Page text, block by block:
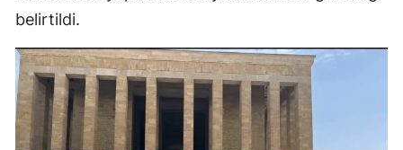
belirtildi.